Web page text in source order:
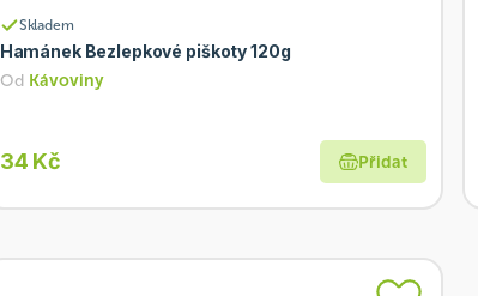
Skladem
Hamánek Bezlepkové piškoty 120g
Od Kávoviny
34 Kč Přidat